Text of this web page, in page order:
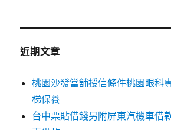
鍵
近期文章
桃園沙發當舖授信條件桃園眼科
梯保養
台中票貼借錢另附屏東汽機車借